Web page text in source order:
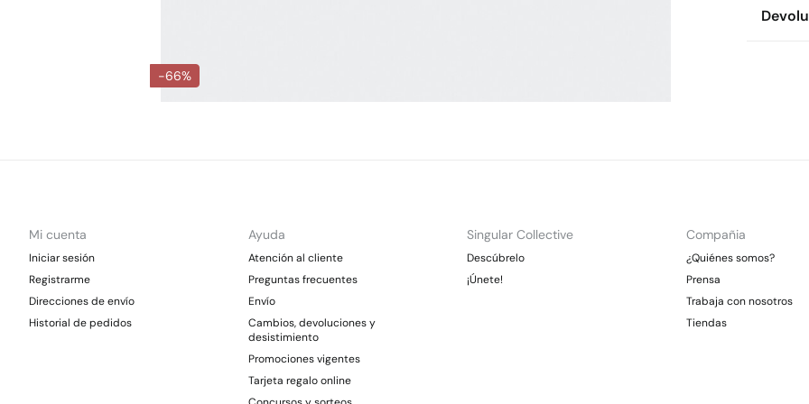
-66%
Mi cuenta
Iniciar sesión
Registrarme
Direcciones de envío
Historial de pedidos
Ayuda
Atención al cliente
Preguntas frecuentes
Envío
Cambios, devoluciones y
desistimiento
Promociones vigentes
Tarjeta regalo online
Singular Collective
Descúbrelo
¡Únete!
Compañia
¿Quiénes somos?
Prensa
Trabaja con nosotros
Tiendas